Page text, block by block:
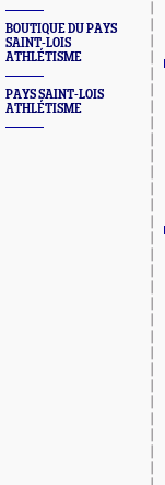
BOUTIQUE DU PAYS
SAINT-LOIS
ATHLÉTISME
PAYS SAINT-LOIS
ATHLÉTISME